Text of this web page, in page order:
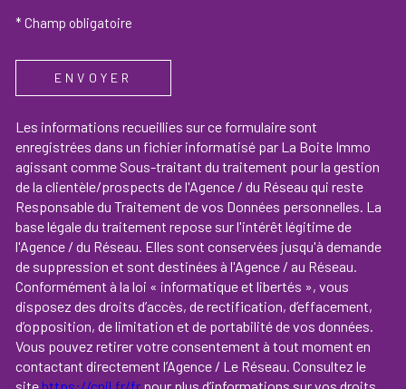
* Champ obligatoire
ENVOYER
Les informations recueillies sur ce formulaire sont
enregistrées dans un fichier informatisé par La Boite Immo
agissant comme Sous-traitant du traitement pour la gestion
de la clientèle/prospects de l'Agence / du Réseau qui reste
Responsable du Traitement de vos Données personnelles. La
base légale du traitement repose sur l'intérêt légitime de
l'Agence / du Réseau. Elles sont conservées jusqu'à demande
de suppression et sont destinées à l'Agence / au Réseau.
Conformément à la loi « informatique et libertés », vous
disposez des droits d’accès, de rectification, d’effacement,
d’opposition, de limitation et de portabilité de vos données.
Vous pouvez retirer votre consentement à tout moment en
contactant directement l’Agence / Le Réseau. Consultez le